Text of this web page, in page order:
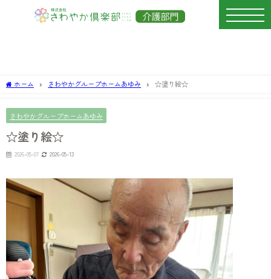
ホーム さわやかグループホームあゆみ ☆塗り絵☆
さわやかグループホームあゆみ
☆塗り絵☆
2026-05-07 2026-05-13